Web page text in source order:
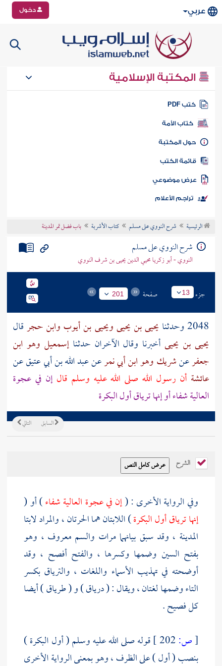
عربي دخول
المكتبة الإسلامية
كتب PDF
كتاب الأمة
المكتبة
الكتب
موضوعي
تراجم الأعلام
الرئيسية شرح النووي على مسلم كتاب الأشربة باب فضل تمر المدينة
شرح النووي على مسلم
النووي - أبو زكريا محيي الدين يحيى بن شرف النووي
جزء 13 صفحة 201
2048 وحدثنا يحيى بن يحيىويحيى بن أيوب وابن حجرقال
يحيى بن يحيى أخبرنا وقال الآخران حدثناإسمعيل وهو ابن
جعفرعنشريك وهو ابن أبي نمرعنعبد الله بن أبي عتيقعن
عائشةأن رسول الله صلى الله عليه وسلم قالإن في عجوة
العاليةشفاء أو إنها ترياق أول البكرة
التالي السابق
الشرح
وفي الرواية الأخرى : (إن في عجوة العالية شفاء) أو (
إنها ترياق أول البكرة) اللابتان هما الحرتان ، والمراد لابتا
المدينة ، وقد سبق بيانهما مرات والسم معروف ، وهو
بفتح السين وضمها وكسرها ، والفتح أفصح ، وقد
أوضحته في تهذيب الأسماء واللغات ، والترياق بكسر
التاء وضمها لغتان ، ويقال : ( درياق ) و ( طرياق ) أيضا
كل فصيح .
[ص:
قوله صلى الله عليه وسلم ( أول البكرة )
بنصب ( أول ) على الظرف ، وهو بمعنى الرواية الأخرى